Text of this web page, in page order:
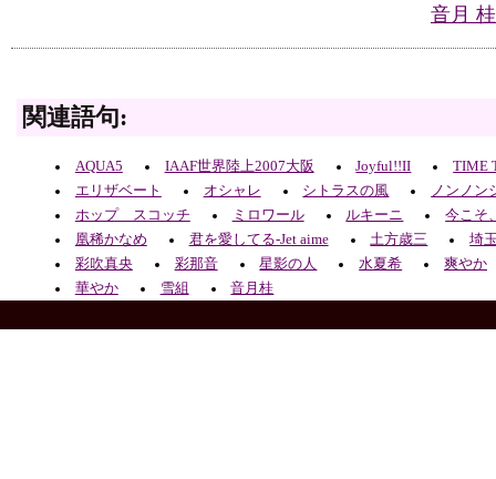
音月
関連語句:
AQUA5 IAAF世界陸上2007大阪 Joyful!!II
TIME
エリザベート
オシャレ シトラスの風
ノンノン
ホップ スコッチ
ミロワール ルキーニ
今こそ
凰稀かなめ
君を愛してる-Jet aime 土方歳三
埼
彩吹真央
彩那音 星影の人 水夏希
爽やか
華やか
雪組 音月桂